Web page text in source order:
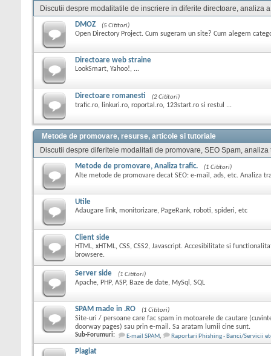
Discutii despre modalitatile de inscriere in diferite directoare, analiza
DMOZ (5 Cititori)
Open Directory Project. Cum sugeram un site? Cum alegem
Directoare web straine
LookSmart, Yahoo!, ...
Directoare romanesti (2 Cititori)
trafic.ro, linkuri.ro, roportal.ro, 123start.ro si restul ...
Metode de promovare, resurse, articole si tutoriale
Discutii despre diferitele modalitati de promovare, SEO Spam,
Metode de promovare, Analiza trafic. (1 Cititori)
Alte metode de promovare decat SEO: e-mail, ads, etc. Analiza
Utile
Adaugare link, monitorizare, PageRank, roboti, spideri, etc
Client side
HTML, xHTML, CSS, CSS2, Javascript. Accesibilitate si
browsere.
Server side (1 Cititori)
Apache, PHP, ASP, Baze de date, MySql, SQL
SPAM made in .RO (1 Cititori)
Site-uri / persoane care fac spam in motoarele de cautare
doorway pages) sau prin e-mail. Sa aratam lumii cine sunt.
Sub-Forumuri: E-mail SPAM, Raportari Phishing - Banci/Servicii
Plagiat